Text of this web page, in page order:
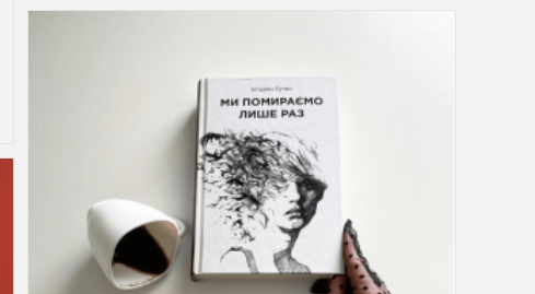
Вишневий